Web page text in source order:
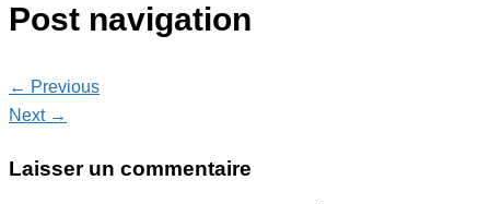
Post navigation
← Previous
Next →
Laisser un commentaire